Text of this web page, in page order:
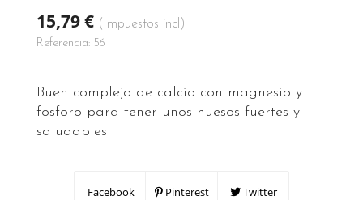
15,79 € (Impuestos incl)
Referencia: 56
Buen complejo de calcio con magnesio y
fosforo para tener unos huesos fuertes y
saludables
Facebook Pinterest Twitter